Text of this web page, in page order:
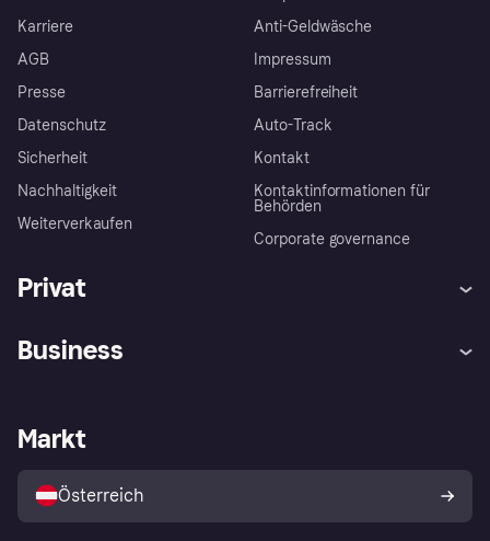
Karriere
AGB
Presse
Datenschutz
Sicherheit
Nachhaltigkeit
Weiterverkaufen
Anti-Geldwäsche
Impressum
Barrierefreiheit
Auto-Track
Kontakt
Kontaktinformationen für
Behörden
Corporate governance
Privat
Shops entdecken
Business
Händlerportal
Markt
Österreich